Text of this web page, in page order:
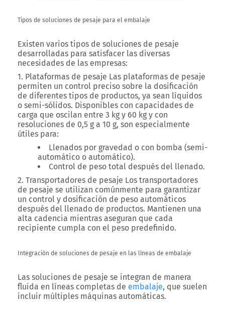
Tipos de soluciones de pesaje para el embalaje
Existen varios tipos de soluciones de pesaje
desarrolladas para satisfacer las diversas
necesidades de las empresas:
1. Plataformas de pesaje Las plataformas de pesaje
permiten un control preciso sobre la dosificación
de diferentes tipos de productos, ya sean líquidos
o semi-sólidos. Disponibles con capacidades de
carga que oscilan entre 3 kg y 60 kg y con
resoluciones de 0,5 g a 10 g, son especialmente
útiles para:
Llenados por gravedad o con bomba (semi-
automático o automático).
Control de peso total después del llenado.
2. Transportadores de pesaje Los transportadores
de pesaje se utilizan comúnmente para garantizar
un control y dosificación de peso automáticos
después del llenado de productos. Mantienen una
alta cadencia mientras aseguran que cada
recipiente cumpla con el peso predefinido.
Integración de soluciones de pesaje en las líneas de embalaje
Las soluciones de pesaje se integran de manera
fluida en líneas completas de embalaje, que suelen
incluir múltiples máquinas automáticas.